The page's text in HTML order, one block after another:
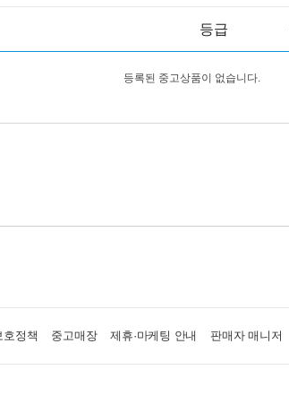
등급
등록된 중고상품이 없습니다.
호정책 중고매장 제휴·마케팅 안내 판매자 매니저